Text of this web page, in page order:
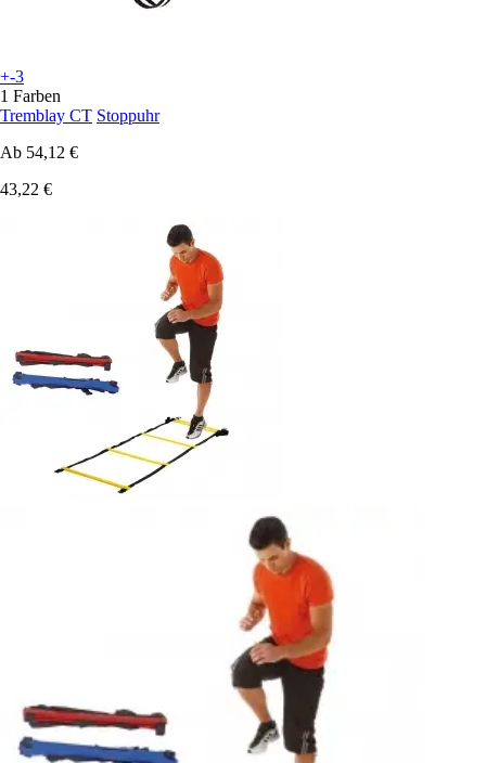
+-3
1 Farben
Tremblay CT Stoppuhr
Ab 54,12 €
43,22 €